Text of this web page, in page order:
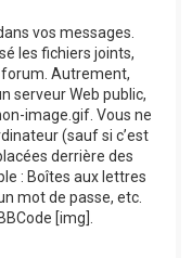
vos messages.
les fichiers joints,
Autrement,
serveur Web public,
image.gif. Vous ne
(sauf si c’est
derrière des
: Boîtes aux lettres
mot de passe, etc.
[img].